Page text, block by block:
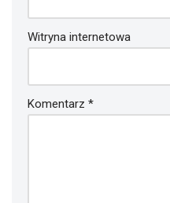
Witryna internetowa
Komentarz *